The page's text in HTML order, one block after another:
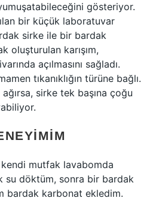
gösteriyor.
bir küçük laboratuvar
sirke ile bir bardak
oluşturulan karışım,
açılmasını sağladı.
tıkanıklığın türüne bağlı.
sirke tek başına çoğu
mutfak lavabomda
su döktüm, sonra bir bardak
bardak karbonat ekledim.